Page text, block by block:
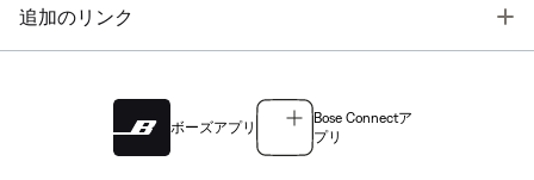
追加のリンク
ボーズアプリ
Bose Connectア
プリ